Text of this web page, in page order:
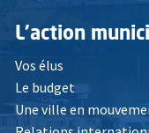
L'action
Vos élus
Le budget
Une ville en